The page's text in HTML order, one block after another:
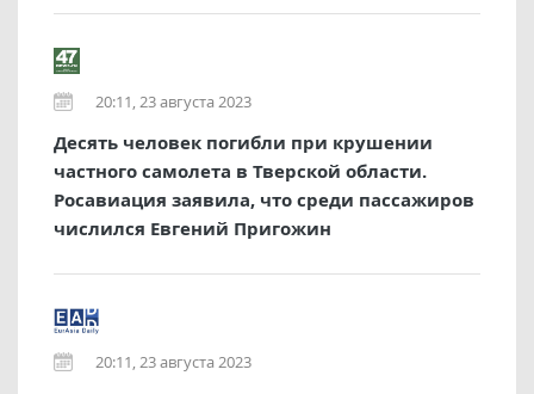
20:11, 23 августа 2023
Десять человек погибли при крушении
частного самолета в Тверской области.
Росавиация заявила, что среди пассажиров
числился Евгений Пригожин
20:11, 23 августа 2023